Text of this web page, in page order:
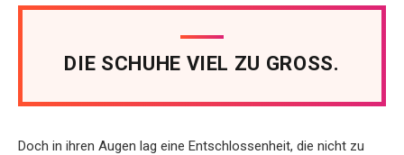
DIE SCHUHE VIEL ZU GROSS.
Doch in ihren Augen lag eine Entschlossenheit, die nicht zu